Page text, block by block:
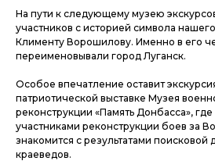
На пути к следующему музею
участников с историей символа
Клименту Ворошилову. Именно в его
переименовывали город Луганск.
Особое впечатление оставит
патриотической выставке Музея
реконструкции «Память Донбасса»,
участниками реконструкции боев за
знакомится с результатами поисковой
краеведов.